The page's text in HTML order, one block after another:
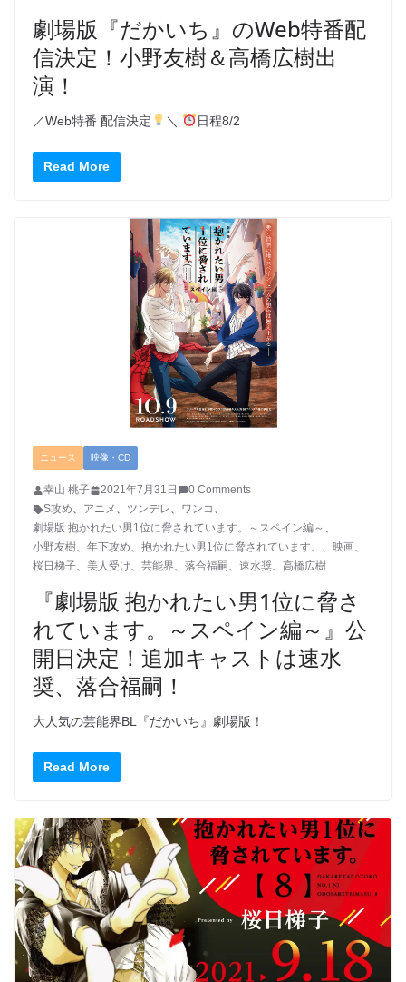
劇場版『だかいち』のWeb特番配
信決定！小野友樹＆高橋広樹出
演！
／Web特番 配信決定 ＼ 日程8/2
Read More
ニュース 映像・CD
幸山 桃子 2021年7月31日
0 Comments
S攻め、 アニメ 、 ツンデレ、 ワンコ 、
劇場版 抱かれたい男1位に脅されています。～スペイン編～ 、
小野友樹、 年下攻め、 抱かれたい男1位に脅されています。 、 映画、
桜日梯子、 美人受け、 芸能界、 落合福嗣 、 速水奨、 高橋広樹
『劇場版 抱かれたい男1位に脅さ
れています。～スペイン編～』公
開日決定！追加キャストは速水
奨、落合福嗣！
大人気の芸能界BL『だかいち』劇場版！
Read More